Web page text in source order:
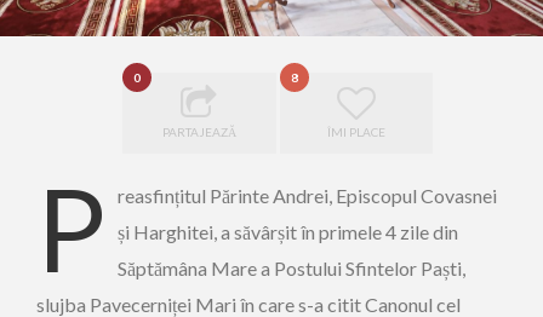
0
PARTAJEAZĂ
8
ÎMI PLACE
P
reasfințitul Părinte Andrei, Episcopul Covasnei
și Harghitei, a săvârșit în primele 4 zile din
Săptămâna Mare a Postului Sfintelor Paști,
slujba Pavecerniței Mari în care s-a citit Canonul cel